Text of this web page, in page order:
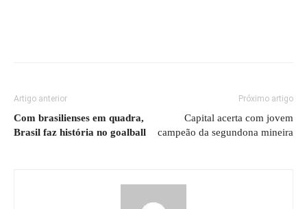
Artigo anterior
Com brasilienses em quadra,
Brasil faz história no goalball
Próximo artigo
Capital acerta com jovem
campeão da segundona mineira